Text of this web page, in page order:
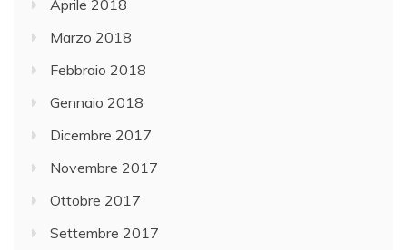
Aprile 2018
Marzo 2018
Febbraio 2018
Gennaio 2018
Dicembre 2017
Novembre 2017
Ottobre 2017
Settembre 2017